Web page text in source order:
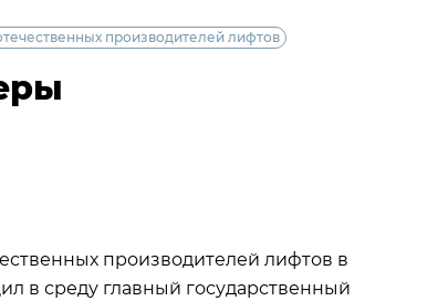
производителей лифтов
производителей лифтов в
в среду главный государственный